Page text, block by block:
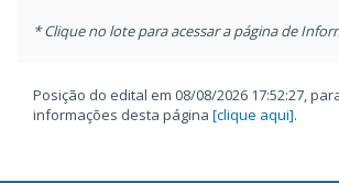
* Clique no lote para acessar a página de
Posição do edital em 08/08/2026 17:52:27,
informações desta página [clique aqui].